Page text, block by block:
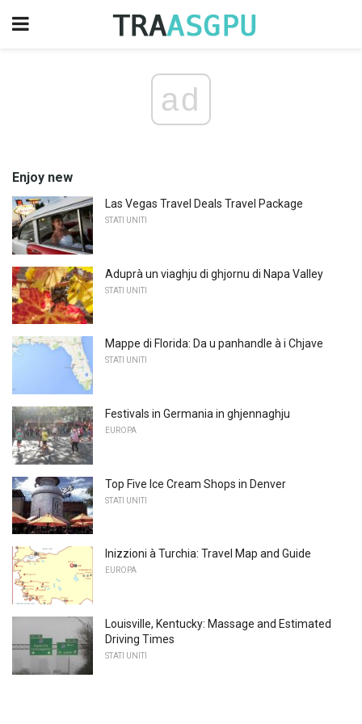
ad
Enjoy new
Las Vegas Travel Deals Travel Package
STATI UNITI
Aduprà un viaghju di ghjornu di Napa Valley
STATI UNITI
Mappe di Florida: Da u panhandle à i Chjave
STATI UNITI
Festivals in Germania in ghjennaghju
EUROPA
Top Five Ice Cream Shops in Denver
STATI UNITI
Inizzioni à Turchia: Travel Map and Guide
EUROPA
Louisville, Kentucky: Massage and Estimated
Driving Times
STATI UNITI